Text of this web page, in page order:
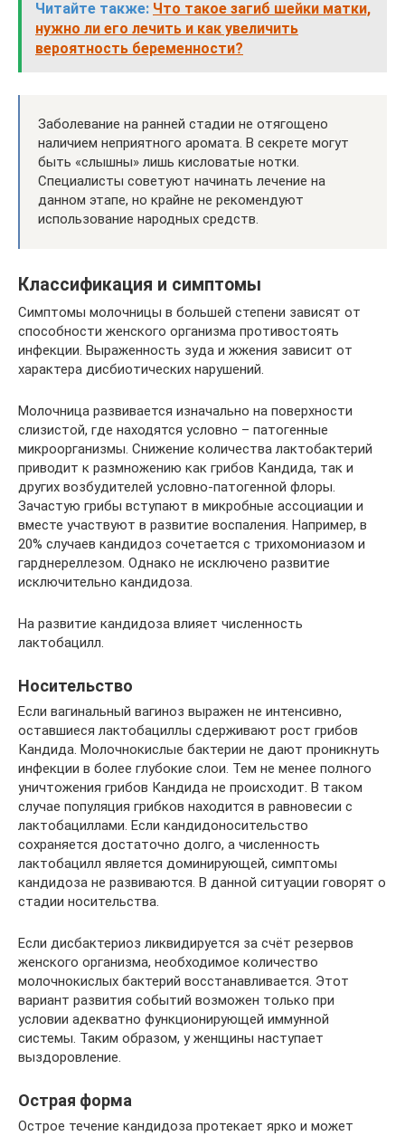
Читайте также: Что такое загиб шейки матки,
нужно ли его лечить и как увеличить
вероятность беременности?
Заболевание на ранней стадии не отягощено
наличием неприятного аромата. В секрете могут
быть «слышны» лишь кисловатые нотки.
Специалисты советуют начинать лечение на
данном этапе, но крайне не рекомендуют
использование народных средств.
Классификация и симптомы
Симптомы молочницы в большей степени зависят от
способности женского организма противостоять
инфекции. Выраженность зуда и жжения зависит от
характера дисбиотических нарушений.
Молочница развивается изначально на поверхности
слизистой, где находятся условно – патогенные
микроорганизмы. Снижение количества лактобактерий
приводит к размножению как грибов Кандида, так и
других возбудителей условно-патогенной флоры.
Зачастую грибы вступают в микробные ассоциации и
вместе участвуют в развитие воспаления. Например, в
20% случаев кандидоз сочетается с трихомониазом и
гарднереллезом. Однако не исключено развитие
исключительно кандидоза.
На развитие кандидоза влияет численность
лактобацилл.
Носительство
Если вагинальный вагиноз выражен не интенсивно,
оставшиеся лактобациллы сдерживают рост грибов
Кандида. Молочнокислые бактерии не дают проникнуть
инфекции в более глубокие слои. Тем не менее полного
уничтожения грибов Кандида не происходит. В таком
случае популяция грибков находится в равновесии с
лактобациллами. Если кандидоносительство
сохраняется достаточно долго, а численность
лактобацилл является доминирующей, симптомы
кандидоза не развиваются. В данной ситуации говорят о
стадии носительства.
Если дисбактериоз ликвидируется за счёт резервов
женского организма, необходимое количество
молочнокислых бактерий восстанавливается. Этот
вариант развития событий возможен только при
условии адекватно функционирующей иммунной
системы. Таким образом, у женщины наступает
выздоровление.
Острая форма
Острое течение кандидоза протекает ярко и может